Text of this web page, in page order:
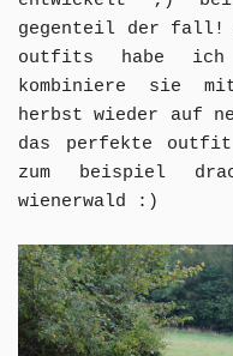
gegenteil der fall!
outfits habe
kombiniere sie
herbst wieder auf
das perfekte
zum beispiel
wienerwald :)